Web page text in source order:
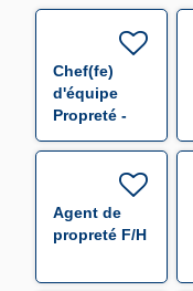
Chef(fe)
d'équipe
Propreté -
CHR Bel Air
Agent de
propreté F/H